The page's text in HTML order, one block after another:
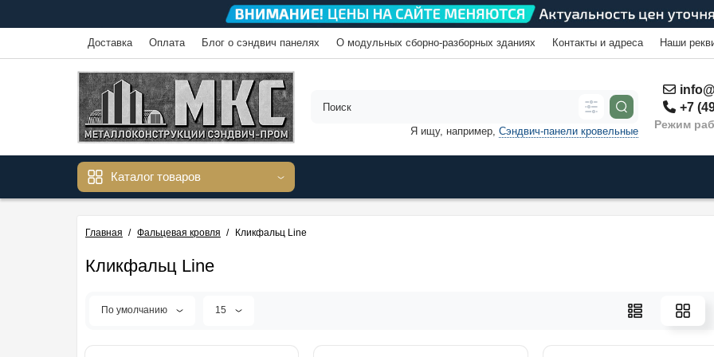
Доставка Оплата Блог о сэндвич панелях О модульных сборно-разборных зданиях Контакты и адреса Наши
+7
Режим
Я ищу, например, Сэндвич-панели кровельные
Каталог товаров
Главная Фальцевая кровля Кликфальц Line
Кликфальц Line
По умолчанию 15